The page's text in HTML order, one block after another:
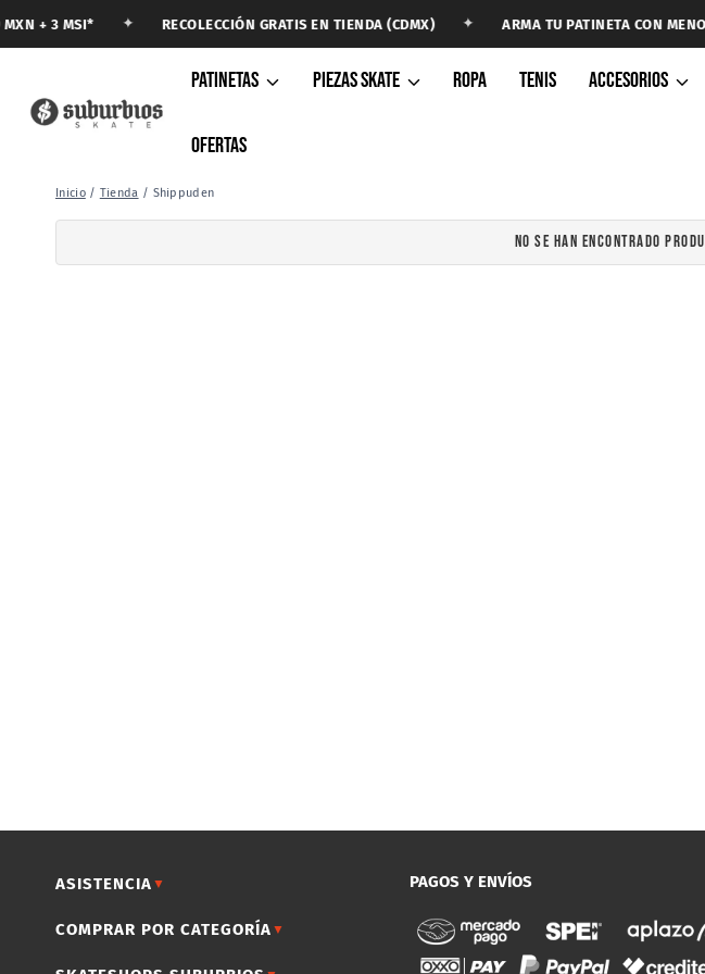
+ 3 MSI* RECOLECCIÓN GRATIS EN TIENDA (CDMX) ARMA TU PATINETA CON
PATINETAS PIEZAS SKATE ROPA TENIS ACCESORIOS
OFERTAS
Inicio / Tienda / Shippuden
NO SE HAN ENCONTRADO
ASISTENCIA ▼
COMPRAR POR CATEGORÍA ▼
PAGOS Y ENVÍOS